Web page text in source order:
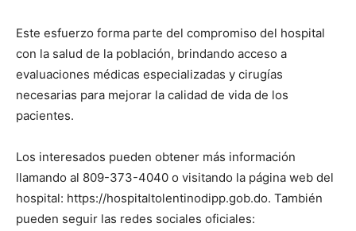
Este esfuerzo forma parte del compromiso del hospital
con la salud de la población, brindando acceso a
evaluaciones médicas especializadas y cirugías
necesarias para mejorar la calidad de vida de los
pacientes.
Los interesados pueden obtener más información
llamando al 809-373-4040 o visitando la página web del
hospital: https://hospitaltolentinodipp.gob.do. También
pueden seguir las redes sociales oficiales: